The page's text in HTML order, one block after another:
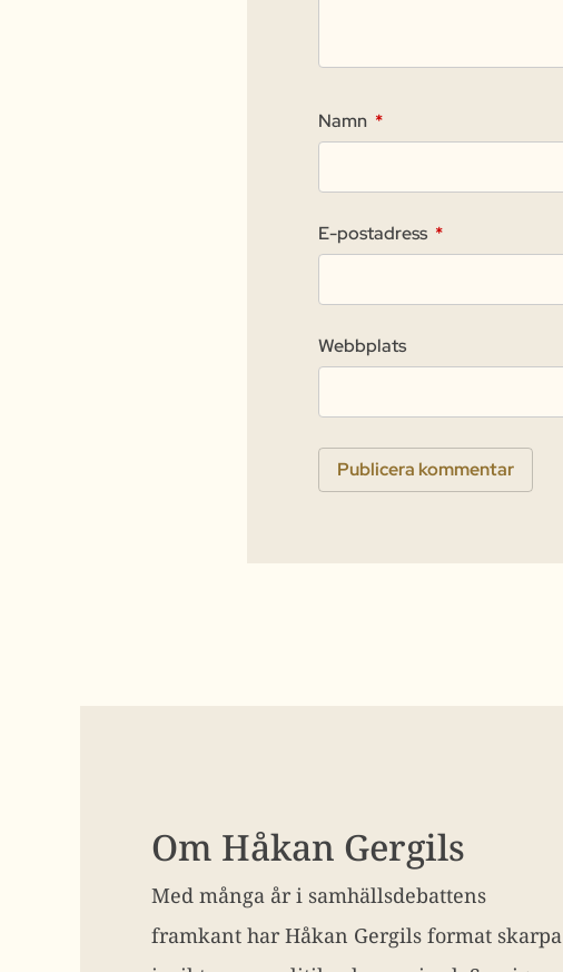
Namn *
E-postadress *
Webbplats
Om Håkan Gergils
Med många år i samhällsdebattens
framkant har Håkan Gergils format skarpa